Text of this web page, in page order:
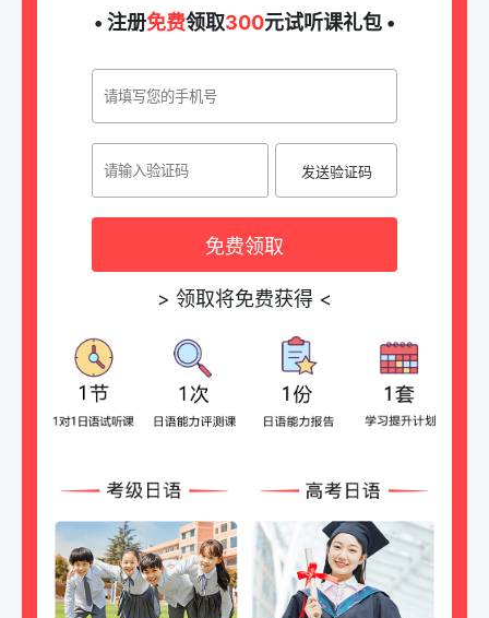
• 注册免费领取300元试听课礼包 •
发送验证码
免费领取
> 领取将免费获得 <